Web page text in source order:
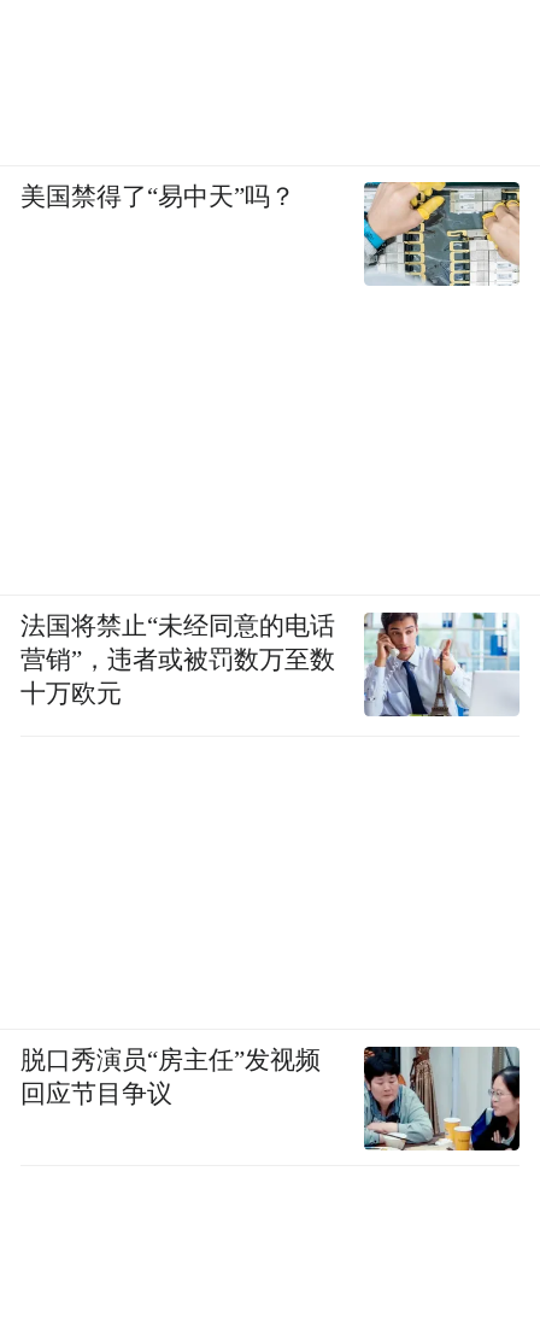
美国禁得了“易中天”吗？
法国将禁止“未经同意的电话
营销”，违者或被罚数万至数
十万欧元
脱口秀演员“房主任”发视频
回应节目争议